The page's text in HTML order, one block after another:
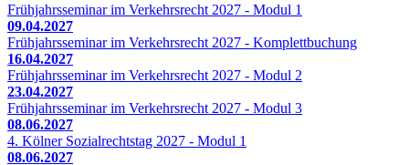
Frühjahrsseminar im Verkehrsrecht 2027 - Modul 1
09.04.2027
Frühjahrsseminar im Verkehrsrecht 2027 - Komplettbuchung
16.04.2027
Frühjahrsseminar im Verkehrsrecht 2027 - Modul 2
23.04.2027
Frühjahrsseminar im Verkehrsrecht 2027 - Modul 3
08.06.2027
4. Kölner Sozialrechtstag 2027 - Modul 1
08.06.2027